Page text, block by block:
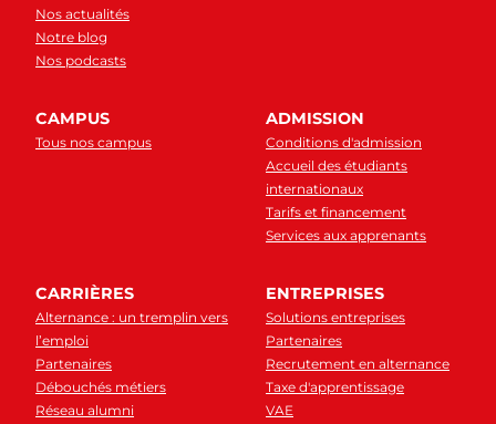
Nos actualités
Notre blog
Nos podcasts
CAMPUS
Tous nos campus
ADMISSION
Conditions d'admission
Accueil des étudiants
internationaux
Tarifs et financement
Services aux apprenants
CARRIÈRES
Alternance : un tremplin vers
l’emploi
Partenaires
Débouchés métiers
Réseau alumni
ENTREPRISES
Solutions entreprises
Partenaires
Recrutement en alternance
Taxe d'apprentissage
VAE